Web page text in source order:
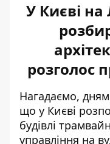
У Києві на
розголос
Нагадаємо,
що у Києві
будівлі
управління на